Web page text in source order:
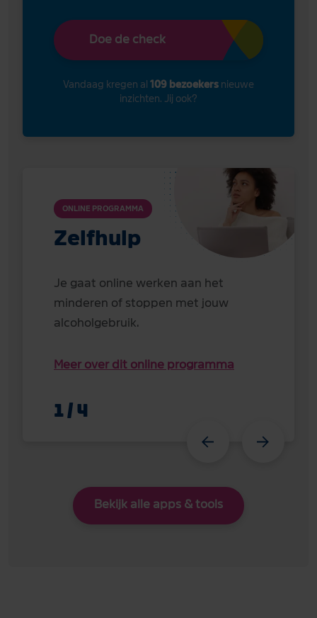
Doe de check
Vandaag kregen al 109 bezoekersnieuwe
inzichten. Jij ook?
ONLINE PROGRAMMA
Zelfhulp
Je gaat online werken aan het
minderen of stoppen met jouw
alcoholgebruik.
Meer over dit online programma
1 / 4
Bekijk alle apps & tools